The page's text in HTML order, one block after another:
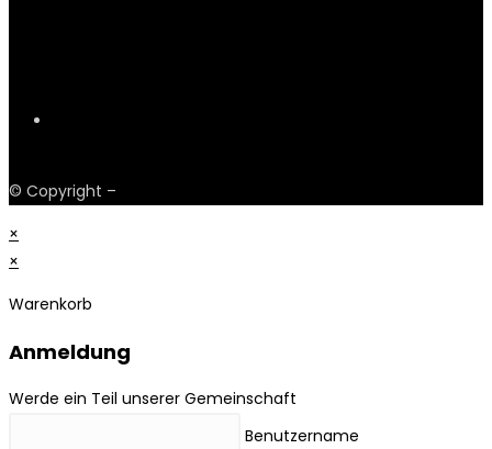
© Copyright –
×
×
Warenkorb
Anmeldung
Werde ein Teil unserer Gemeinschaft
Benutzername